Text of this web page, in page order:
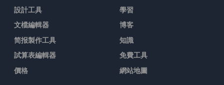
設計工具
文檔編輯器
简报製作工具
試算表編輯器
價格
學習
博客
知識
免費工具
網站地圖